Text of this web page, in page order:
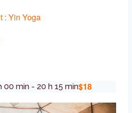
: Yin Yoga
00 min - 20 h 15 min$18